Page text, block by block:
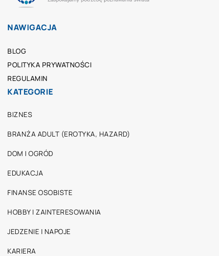
NAWIGACJA
BLOG
POLITYKA PRYWATNOŚCI
REGULAMIN
KATEGORIE
BIZNES
BRANŻA ADULT (EROTYKA, HAZARD)
DOM I OGRÓD
EDUKACJA
FINANSE OSOBISTE
HOBBY I ZAINTERESOWANIA
JEDZENIE I NAPOJE
KARIERA